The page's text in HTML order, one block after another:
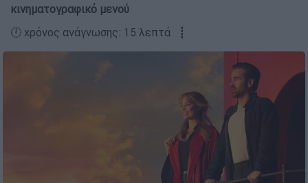
κινηματογραφικό μενού
🕛 χρόνος ανάγνωσης: 15 λεπτά ┋